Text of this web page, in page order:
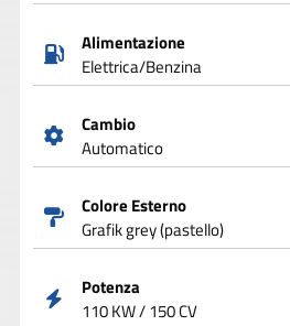
Alimentazione
Elettrica/Benzina
Cambio
Automatico
Colore Esterno
Grafik grey (pastello)
Potenza
110 KW / 150 CV